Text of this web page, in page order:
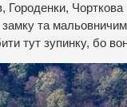
Чорткова
замку та
тут зупинку, бо